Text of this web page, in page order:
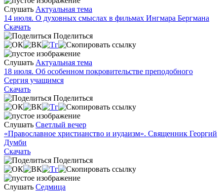
Слушать Актуальная тема
14 июля. О духовных смыслах в фильмах Ингмара Бергмана
Скачать
Поделиться
Слушать Актуальная тема
18 июля. Об особенном покровительстве преподобного
Сергия учащимся
Скачать
Поделиться
Слушать Светлый вечер
«Православное христианство и иудаизм». Священник Георгий
Думби
Скачать
Поделиться
Слушать Седмица